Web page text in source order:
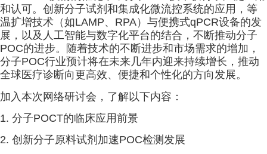
和认可。创新分子试剂和集成化微流控系统的应用，等
温扩增技术（如LAMP、RPA）与便携式qPCR设备的发
展，以及人工智能与数字化平台的结合，不断推动分子
POC的进步。随着技术的不断进步和市场需求的增加，
分子POC行业预计将在未来几年内迎来持续增长，推动
全球医疗诊断向更高效、便捷和个性化的方向发展。
加入本次网络研讨会，了解以下内容：
1. 分子POCT的临床应用前景
2. 创新分子原料试剂加速POC检测发展